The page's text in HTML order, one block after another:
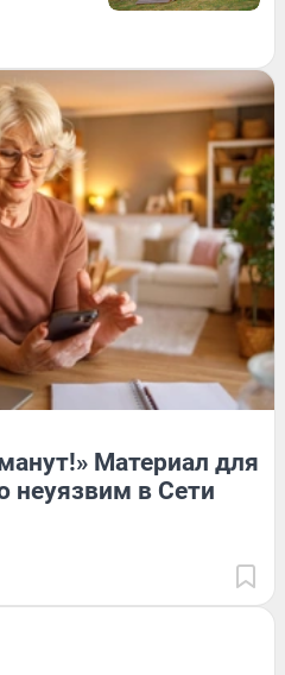
Материал для
неуязвим в Сети